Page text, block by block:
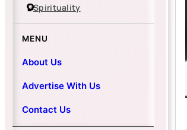
Spirituality
MENU
About Us
Advertise With Us
Contact Us